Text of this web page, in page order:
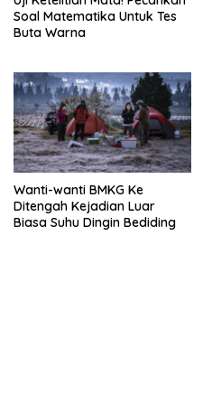
Soal Matematika Untuk Tes
Buta Warna
Wanti-wanti BMKG Ke
Ditengah Kejadian Luar
Biasa Suhu Dingin Bediding